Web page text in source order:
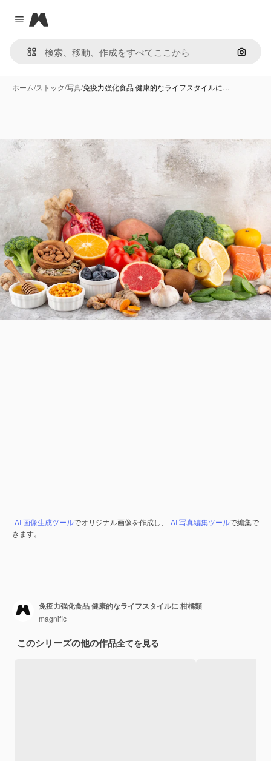
Close menu
Magnific
画像で
ホーム/ストック/写真/免疫力強化食品 健康的なライフスタイルに…
AI 画像生成ツールでオリジナル画像を作成し、 AI 写真編集ツールで編集で
きます。
免疫力強化食品 健康的なライフスタイルに 柑橘類
magnific
このシリーズの他の作品全てを見る